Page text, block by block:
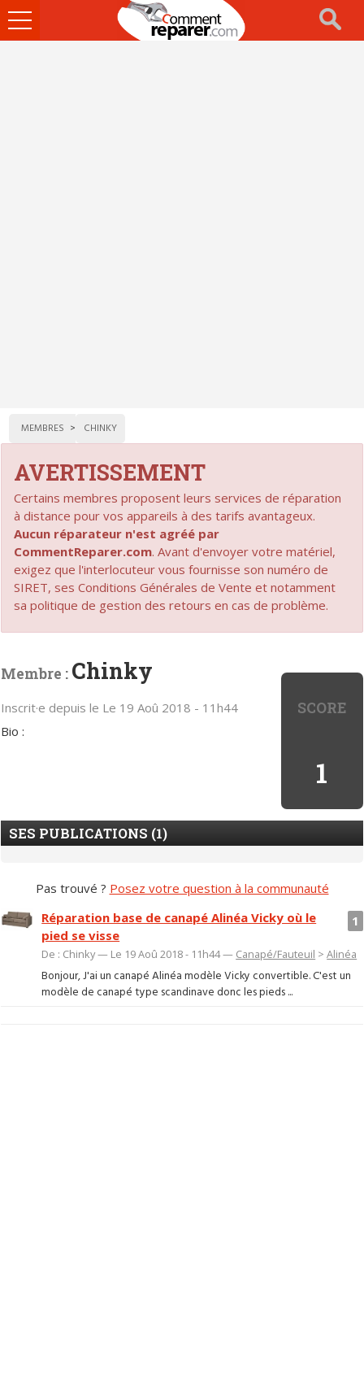
Ouvrir
le
MEMBRES CHINKY
AVERTISSEMENT
Certains membres proposent leurs services de réparation
à distance pour vos appareils à des tarifs avantageux.
Aucun réparateur n'est agréé par
CommentReparer.com. Avant d'envoyer votre matériel,
exigez que l'interlocuteur vous fournisse son numéro de
SIRET, ses Conditions Générales de Vente et notamment
sa politique de gestion des retours en cas de problème.
SCORE
1
Membre : Chinky
Inscrit·e depuis le Le 19 Aoû 2018 - 11h44
Bio :
SES PUBLICATIONS (1)
Pas trouvé ? Posez votre question à la communauté
1
Réparation base de canapé Alinéa Vicky où le
pied se visse
De : Chinky — Le 19 Aoû 2018 - 11h44 — Canapé/Fauteuil >Alinéa
Bonjour, J'ai un canapé Alinéa modèle Vicky convertible. C'est un
modèle de canapé type scandinave donc les pieds ...